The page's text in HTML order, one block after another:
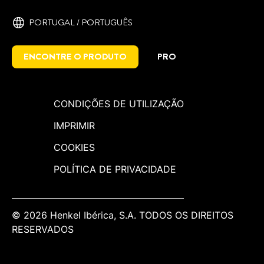
PORTUGAL / PORTUGUÊS
ENCONTRE O PRODUTO PRO
CONDIÇÕES DE UTILIZAÇÃO
IMPRIMIR
COOKIES
POLÍTICA DE PRIVACIDADE
© 2026 Henkel Ibérica, S.A. TODOS OS DIREITOS
RESERVADOS